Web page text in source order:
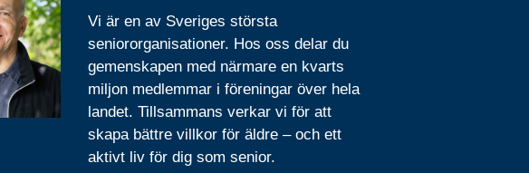
Vi är en av Sveriges största
seniororganisationer. Hos oss delar du
gemenskapen med närmare en kvarts
miljon medlemmar i föreningar över hela
landet. Tillsammans verkar vi för att
skapa bättre villkor för äldre – och ett
aktivt liv för dig som senior.